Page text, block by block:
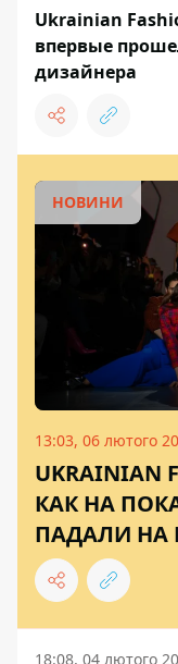
Ukrainian
впервые
дизайнера
НОВИНИ
13:03, 06 лютого
UKRAINIAN
КАК НА
ПАДАЛИ НА
18:08, 04 лютого